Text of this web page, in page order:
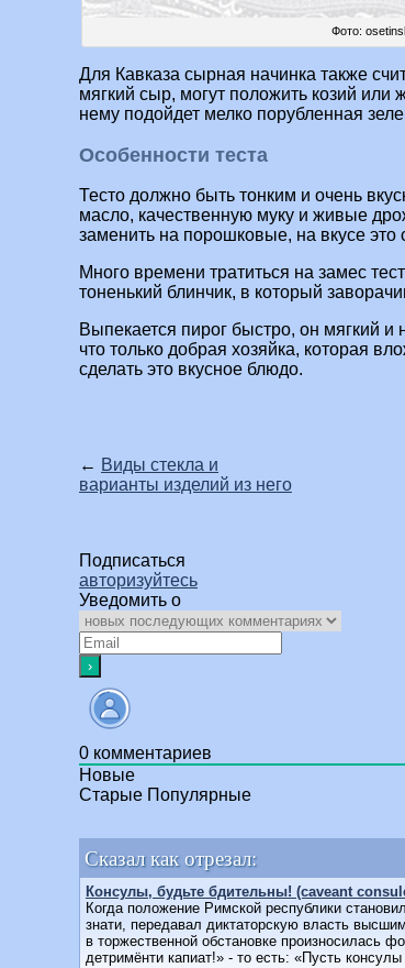
Фото:
Для Кавказа сырная начинка также
мягкий сыр, могут положить козий или
нему подойдет мелко порубленная
Особенности теста
Тесто должно быть тонким и очень
масло, качественную муку и живые
заменить на порошковые, на вкусе это
Много времени тратиться на замес
тоненький блинчик, в который
Выпекается пирог быстро, он мягкий
что только добрая хозяйка, которая
сделать это вкусное блюдо.
← Виды стекла и
варианты изделий из него
Подписаться
авторизуйтесь
Уведомить о
0 комментариев
Новые
Старые Популярные
Сказал как отрезал:
Консулы, будьте бдительны! (caveant
Когда положение Римской республики
знати, передавал диктаторскую власть
в торжественной обстановке произносилась
детримёнти капиат!» - то есть: «Пусть